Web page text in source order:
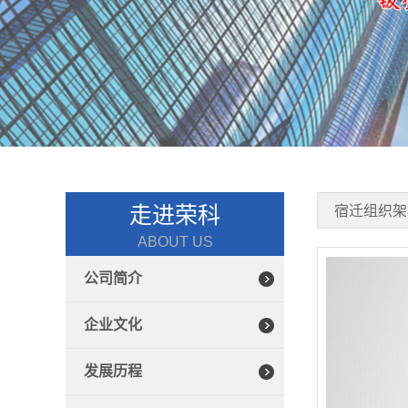
走进荣科
ABOUT US
公司简介
企业文化
发展历程
宿迁组织